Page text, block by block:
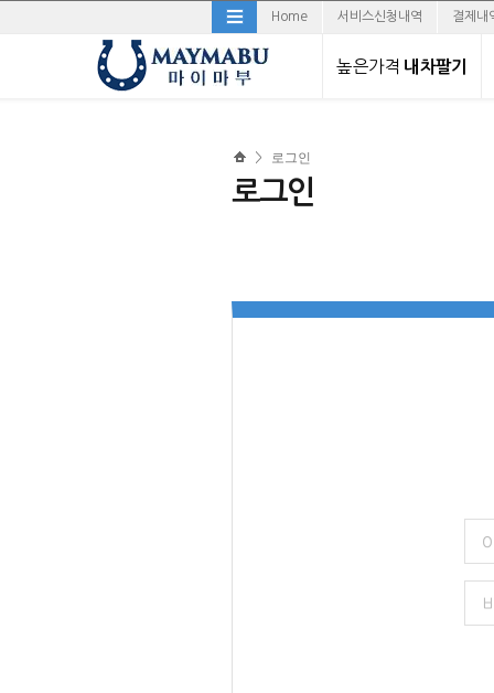
Home 서비스신청내역 결제내
높은가격 내차팔기
> 로그인
로그인